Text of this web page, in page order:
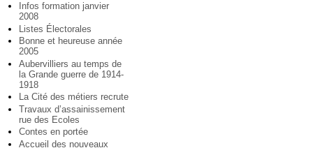
Infos formation janvier
2008
Listes Électorales
Bonne et heureuse année
2005
Aubervilliers au temps de
la Grande guerre de 1914-
1918
La Cité des métiers recrute
Travaux d’assainissement
rue des Ecoles
Contes en portée
Accueil des nouveaux